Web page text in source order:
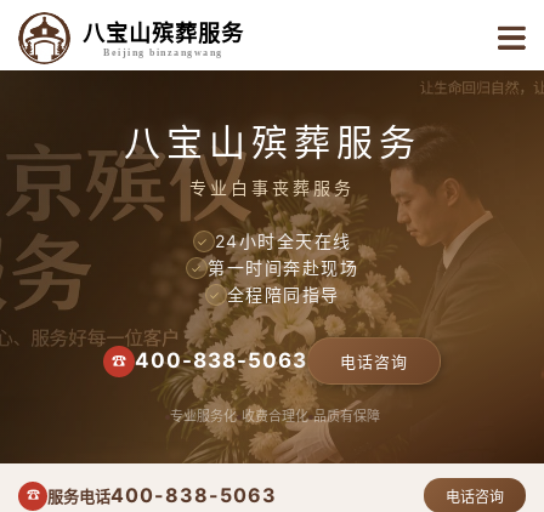
八宝山殡葬服务
Beijing binzangwang
八宝山殡葬服务
专业白事丧葬服务
✓ 24小时全天在线
✓ 第一时间奔赴现场
✓ 全程陪同指导
☎ 400-838-5063 电话咨询
专业服务化 收费合理化 品质有保障
☎ 服务电话400-838-5063 电话咨询